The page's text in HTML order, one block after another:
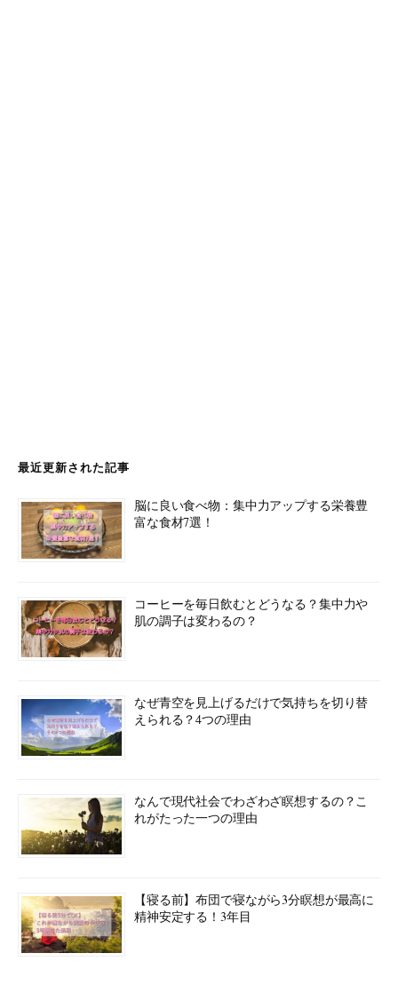
最近更新された記事
脳に良い食べ物：集中力アップする栄養豊
富な食材7選！
コーヒーを毎日飲むとどうなる？集中力や
肌の調子は変わるの？
なぜ青空を見上げるだけで気持ちを切り替
えられる？4つの理由
なんで現代社会でわざわざ瞑想するの？こ
れがたった一つの理由
【寝る前】布団で寝ながら3分瞑想が最高に
精神安定する！3年目